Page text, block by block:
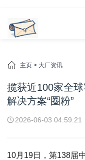
主页 > 大厂资讯
揽获近100家全
解决方案“圈粉”
2026-06-03 04:59:21
10月19日，第138届